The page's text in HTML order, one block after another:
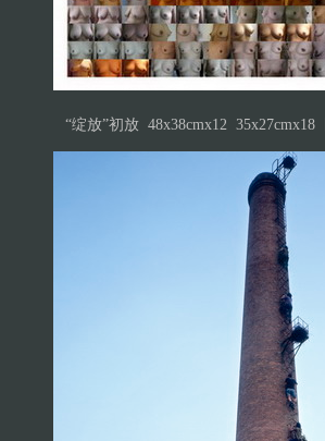
“绽放”初放 48x38cmx12 35x27cmx18